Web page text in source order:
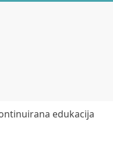
edukacija